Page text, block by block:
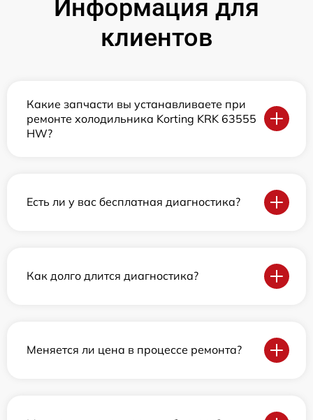
Информация для
клиентов
Какие запчасти вы устанавливаете при
ремонте холодильника Korting KRK 63555
HW?
Есть ли у вас бесплатная диагностика?
Как долго длится диагностика?
Меняется ли цена в процессе ремонта?